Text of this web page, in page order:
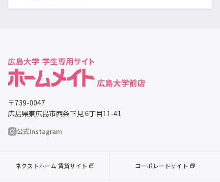
〒739-0047
広島県東広島市西条下見 6丁目11-41
公式Instagram
ネクストホーム 賃貸サイト コーポレートサイト